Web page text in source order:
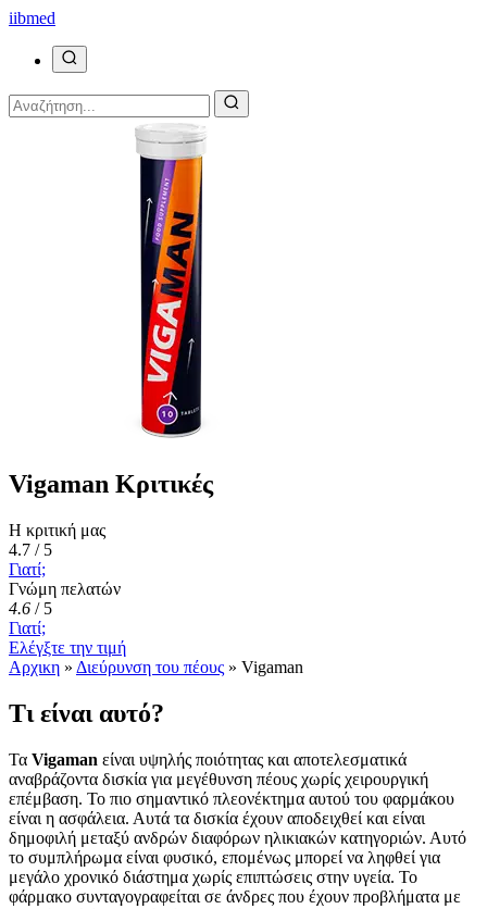
iibmed
Vigaman Κριτικές
Η κριτική μας
4.7 / 5
Γιατί;
Γνώμη πελατών
4.6 / 5
Γιατί;
Ελέγξτε την τιμή
Αρχικη » Διεύρυνση του πέους » Vigaman
Τι είναι αυτό?
Τα Vigaman είναι υψηλής ποιότητας και αποτελεσματικά
αναβράζοντα δισκία για μεγέθυνση πέους χωρίς χειρουργική
επέμβαση. Το πιο σημαντικό πλεονέκτημα αυτού του φαρμάκου
είναι η ασφάλεια. Αυτά τα δισκία έχουν αποδειχθεί και είναι
δημοφιλή μεταξύ ανδρών διαφόρων ηλικιακών κατηγοριών. Αυτό
το συμπλήρωμα είναι φυσικό, επομένως μπορεί να ληφθεί για
μεγάλο χρονικό διάστημα χωρίς επιπτώσεις στην υγεία. Το
φάρμακο συνταγογραφείται σε άνδρες που έχουν προβλήματα με